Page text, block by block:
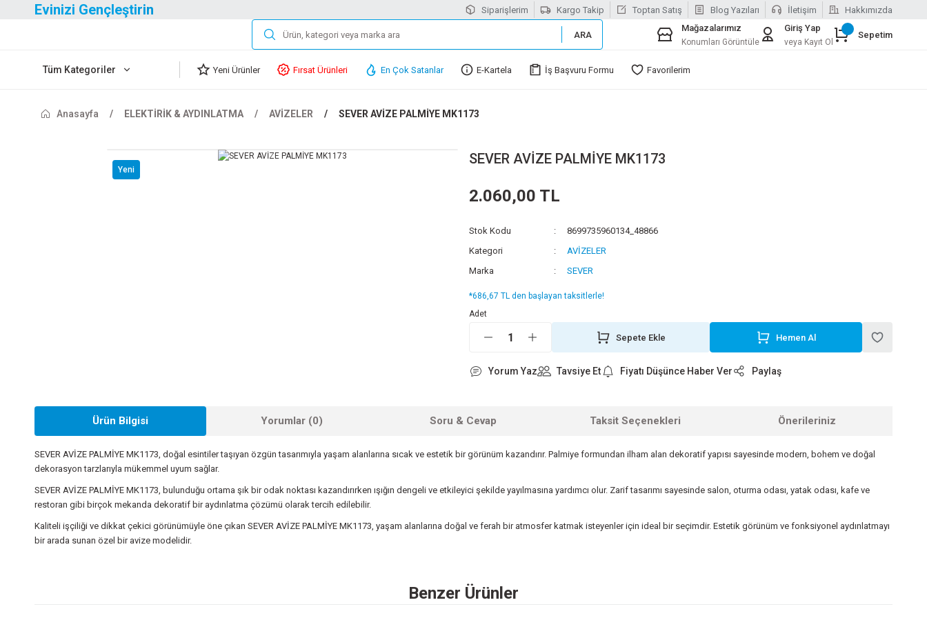
Evinizi Gençleştirin Siparişlerim Kargo Takip Toptan Satış Blog Yazıları İletişim Hakkımızda
ARA
Mağazalarımız
Konumları Görüntüle
Giriş Yap
veya Kayıt Ol
Sepetim
Tüm Kategoriler Yeni Ürünler Fırsat Ürünleri En Çok Satanlar E-Kartela İş Başvuru Formu Favorilerim
Anasayfa ELEKTİRİK & AYDINLATMA AVİZELER SEVER AVİZE PALMİYE MK1173
Yeni
SEVER AVİZE PALMİYE MK1173
2.060,00 TL
Stok Kodu
8699735960134_48866
Kategori
AVİZELER
Marka
SEVER
*686,67 TL den başlayan taksitlerle!
Adet
Sepete Ekle Hemen Al
Yorum Yaz Tavsiye Et Fiyatı Düşünce Haber Ver Paylaş
Ürün Bilgisi Yorumlar (0) Soru & Cevap Taksit Seçenekleri Önerileriniz
SEVER AVİZE PALMİYE MK1173, doğal esintiler taşıyan özgün tasarımıyla yaşam alanlarına sıcak ve estetik bir görünüm kazandırır. Palmiye formundan ilham alan dekoratif yapısı sayesinde modern, bohem ve doğal
dekorasyon tarzlarıyla mükemmel uyum sağlar.
SEVER AVİZE PALMİYE MK1173, bulunduğu ortama şık bir odak noktası kazandırırken ışığın dengeli ve etkileyici şekilde yayılmasına yardımcı olur. Zarif tasarımı sayesinde salon, oturma odası, yatak odası, kafe ve
restoran gibi birçok mekanda dekoratif bir aydınlatma çözümü olarak tercih edilebilir.
Kaliteli işçiliği ve dikkat çekici görünümüyle öne çıkan SEVER AVİZE PALMİYE MK1173, yaşam alanlarına doğal ve ferah bir atmosfer katmak isteyenler için ideal bir seçimdir. Estetik görünüm ve fonksiyonel aydınlatmayı
bir arada sunan özel bir avize modelidir.
Bu ürüne ilk yorumu siz yapın!
Ürün hakkında henüz soru sorulmamış.
Benzer Ürünler